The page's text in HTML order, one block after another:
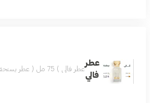
عطر
فالي
عطر فالي ) 75 مل ( عطر يستحقك عطر الجمال والروعة يسعد القلب تركيبة فاخرة مميزة تضفي ليومك مزيجاً من اللطف والجمال وروح السعادة.عطر فالي اختيار كل الناس